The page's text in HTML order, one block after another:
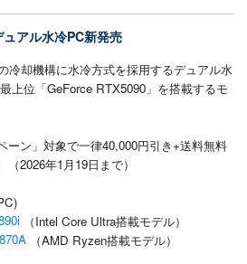
アル水冷PC新発売
冷却機構に水冷方式を採用するデュアル水
上位「GeForce RTX5090」を搭載するモ
ーン」対象で一律40,000円引き+送料無料
（2026年1月19日まで）
（Intel Core Ultra搭載モデル）
（AMD Ryzen搭載モデル）